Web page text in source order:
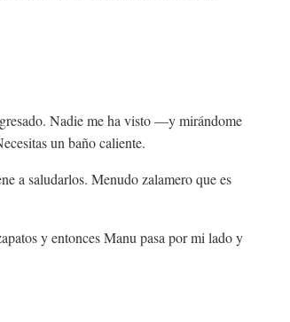
Nadie me ha visto —y mirándome
un baño caliente.
a saludarlos. Menudo zalamero que es
y entonces Manu pasa por mi lado y